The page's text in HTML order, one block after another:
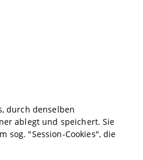
durch denselben
ablegt und speichert. Sie
"Session-Cookies", die